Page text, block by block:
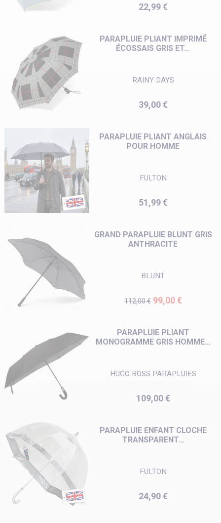
Prix
22,99 €
PARAPLUIE PLIANT IMPRIMÉ
ÉCOSSAIS GRIS ET...
RAINY DAYS
Prix
39,00 €
PARAPLUIE PLIANT ANGLAIS
POUR HOMME
FULTON
Prix
51,99 €
GRAND PARAPLUIE BLUNT GRIS
ANTHRACITE
BLUNT
Prix de base
112,00 € Prix
99,00 €
PARAPLUIE PLIANT
MONOGRAMME GRIS HOMME...
HUGO BOSS PARAPLUIES
Prix
109,00 €
PARAPLUIE ENFANT CLOCHE
TRANSPARENT...
FULTON
Prix
24,90 €